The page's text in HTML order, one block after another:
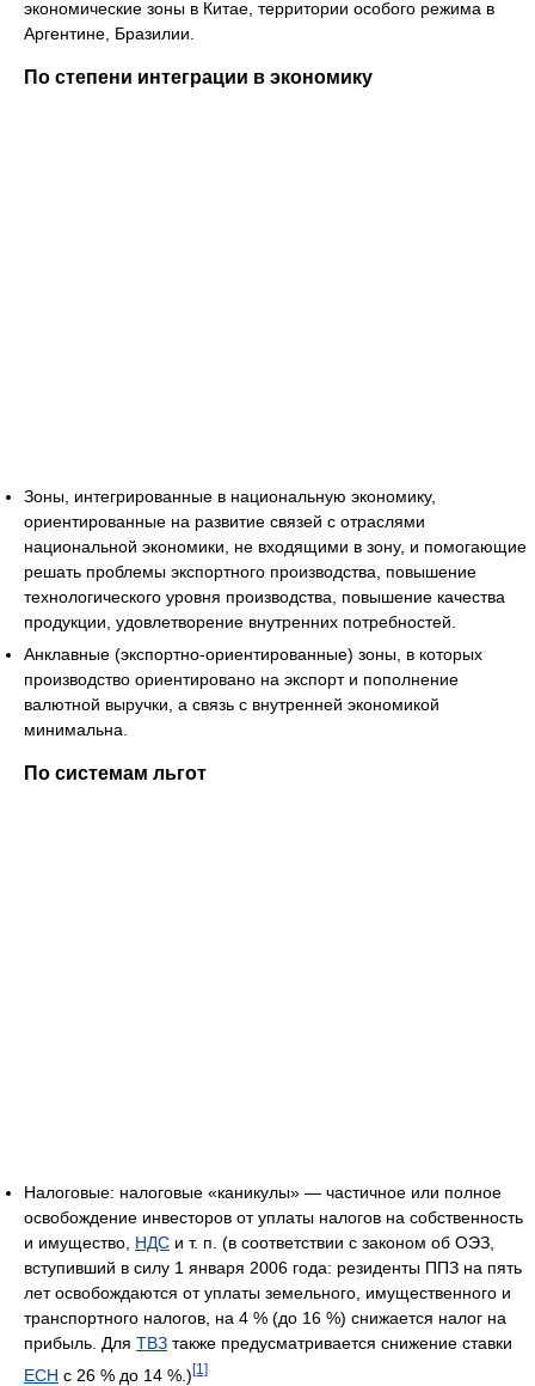
экономические зоны в Китае, территории особого режима в
Аргентине, Бразилии.
По степени интеграции в экономику
Зоны, интегрированные в национальную экономику,
ориентированные на развитие связей с отраслями
национальной экономики, не входящими в зону, и помогающие
решать проблемы экспортного производства, повышение
технологического уровня производства, повышение качества
продукции, удовлетворение внутренних потребностей.
Анклавные (экспортно-ориентированные) зоны, в которых
производство ориентировано на экспорт и пополнение
валютной выручки, а связь с внутренней экономикой
минимальна.
По системам льгот
Налоговые: налоговые «каникулы» — частичное или полное
освобождение инвесторов от уплаты налогов на собственность
и имущество, НДС и т. п. (в соответствии с законом об ОЭЗ,
вступивший в силу 1 января 2006 года: резиденты ППЗ на пять
лет освобождаются от уплаты земельного, имущественного и
транспортного налогов, на 4 % (до 16 %) снижается налог на
прибыль. Для ТВЗ также предусматривается снижение ставки
ЕСН с 26 % до 14 %.)[1]